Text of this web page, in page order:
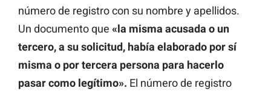
número de registro con su nombre y apellidos.
Un documento que «la misma acusada o un
tercero, a su solicitud, había elaborado por sí
misma o por tercera persona para hacerlo
pasar como legítimo». El número de registro